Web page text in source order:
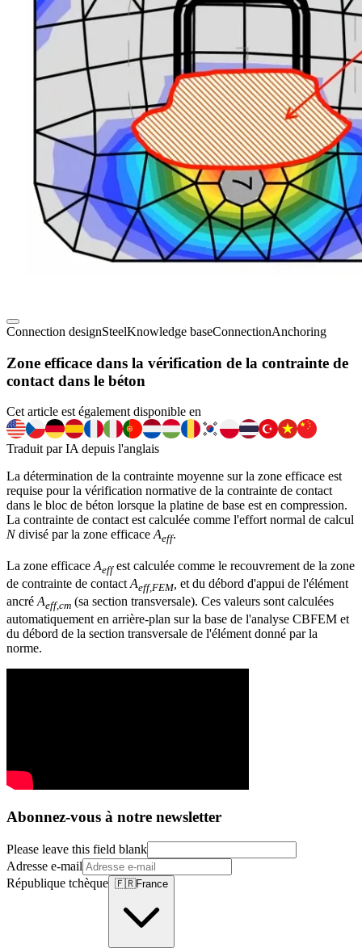
Connection designSteelKnowledge baseConnectionAnchoring
Zone efficace dans la vérification de la contrainte de
contact dans le béton
Cet article est également disponible en
Traduit par IA depuis l'anglais
La détermination de la contrainte moyenne sur la zone efficace est
requise pour la vérification normative de la contrainte de contact
dans le bloc de béton lorsque la platine de base est en compression.
La contrainte de contact est calculée comme l'effort normal de calcul
Ndivisé par la zone efficaceAeff.
La zone efficace Aeffest calculée comme le recouvrement de la zone
de contrainte de contact Aeff,FEM, et du débord d'appui de l'élément
ancré Aeff,cm (sa section transversale). Ces valeurs sont calculées
automatiquement en arrière-plan sur la base de l'analyse CBFEM et
du débord de la section transversale de l'élément donné par la
norme.
Abonnez-vous à notre newsletter
Please leave this field blank
Adresse e-mail
République tchèque 🇫🇷France